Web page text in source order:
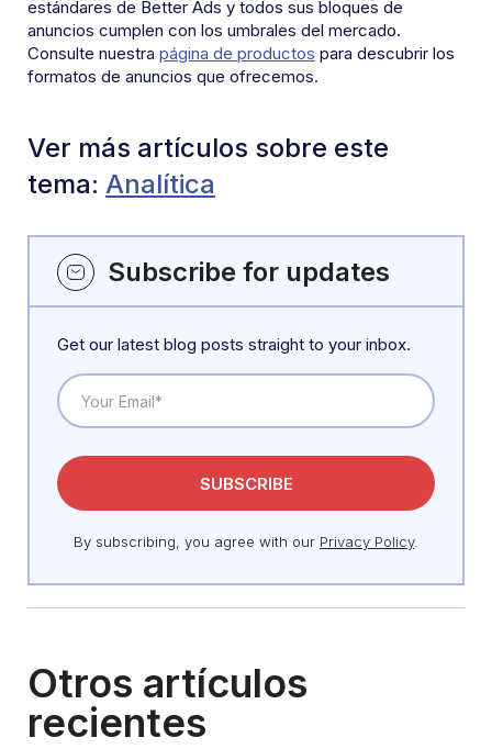
estándares de Better Ads y todos sus bloques de
anuncios cumplen con los umbrales del mercado.
Consulte nuestra página de productos para descubrir los
formatos de anuncios que ofrecemos.
Ver más artículos sobre este
tema: Analítica
Subscribe for updates
Get our latest blog posts straight to your inbox.
By subscribing, you agree with our Privacy Policy.
Otros artículos
recientes